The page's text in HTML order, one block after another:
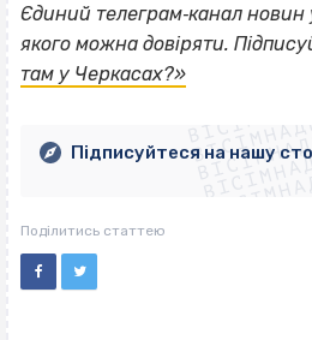
Єдиний телеграм‐канал
якого можна довіряти.
там у Черкасах?»
Підписуйтеся на нашу
Поділитись статтею